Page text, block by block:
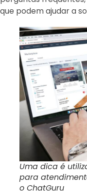
que podem ajudar a
Uma dica é
para
o ChatGuru